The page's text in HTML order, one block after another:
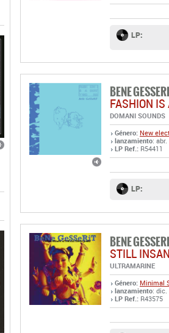
LP:
BENE
FASHION IS
DOMANI SOUNDS
Género: New
lanzamiento:
LP Ref.: R54411
LP:
BENE
STILL
ULTRAMARINE
Género: Minimal
lanzamiento: dic.
LP Ref.: R43575